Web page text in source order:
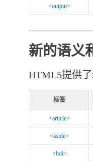
<output>
新的语义
HTML5提供
标签
<article>
<aside>
<bdi>